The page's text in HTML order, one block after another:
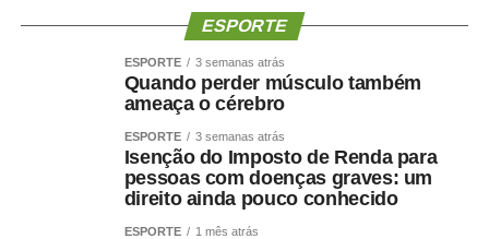
Segundo a instituição, o novo ajuste gradual de menos
0,25 ponto é compatível com a estratégia de
convergência da inflação para o redor da meta no
próximo período.
Sobre o ambiente externo, o BC voltou a apontar o
cenário de indefinição acerca dos conflitos armados no
Oriente Médio e da incerteza sobre a política monetária
ESPORTE
ESPORTE 3 semanas atrás
Quando perder músculo também
ameaça o cérebro
ESPORTE 3 semanas atrás
Isenção do Imposto de Renda para
pessoas com doenças graves: um
direito ainda pouco conhecido
ESPORTE 1 mês atrás